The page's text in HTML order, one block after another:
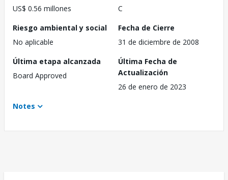
US$ 0.56 millones
C
Riesgo ambiental y social
No aplicable
Fecha de Cierre
31 de diciembre de 2008
Última etapa alcanzada
Board Approved
Última Fecha de
Actualización
26 de enero de 2023
Notes